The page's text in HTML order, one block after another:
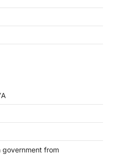
government from